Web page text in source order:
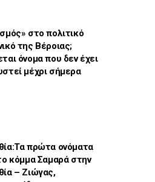
στο πολιτικό
της Βέροιας;
όνομα που δεν έχει
μέχρι σήμερα
πρώτα ονόματα
κόμμα Σαμαρά στην
– Ζιώγας,